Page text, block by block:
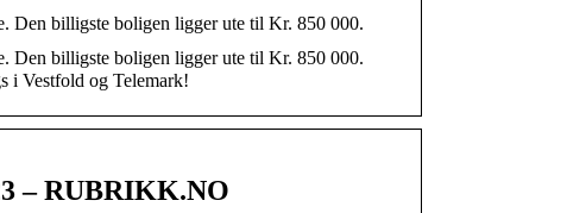
Den billigste boligen ligger ute til Kr. 850 000.
Den billigste boligen ligger ute til Kr. 850 000.
i Vestfold og Telemark!
– RUBRIKK.NO